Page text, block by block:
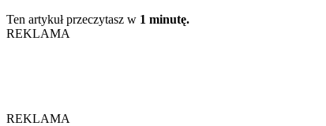
Ten artykuł przeczytasz w 1 minutę.
REKLAMA
REKLAMA